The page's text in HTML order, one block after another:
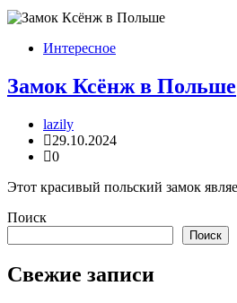
Интересное
Замок Ксёнж в Польше
lazily
29.10.2024
0
Этот красивый польский замок
Поиск
Поиск
Свежие записи